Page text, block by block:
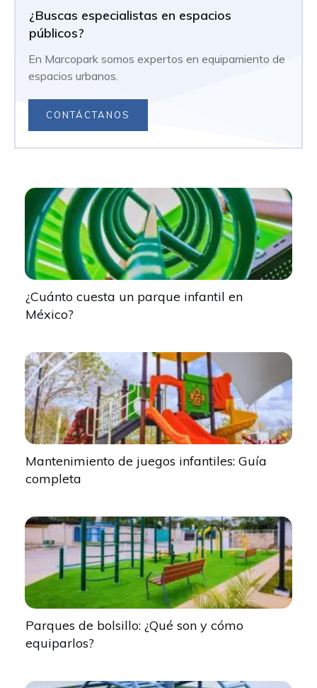
¿Buscas especialistas en espacios
públicos?
En Marcopark somos expertos en equipamiento de
espacios urbanos.
CONTÁCTANOS
¿Cuánto cuesta un parque infantil en
México?
Mantenimiento de juegos infantiles: Guía
completa
Parques de bolsillo: ¿Qué son y cómo
equiparlos?